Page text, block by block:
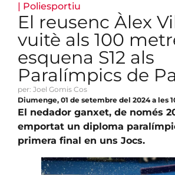
| Poliesportiu
El reusenc Àlex
vuitè als 100
esquena S12 als
Paralímpics de
per: Joel Gomis Cos
Diumenge, 01 de setembre del 2024 a les
El nedador ganxet, de només
emportat un diploma
primera final en uns Jocs.